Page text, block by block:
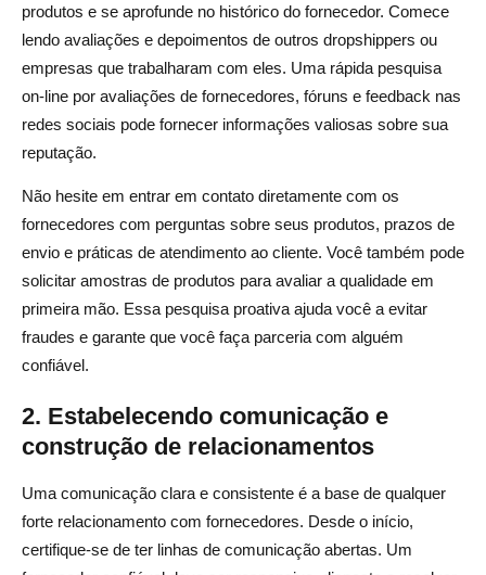
produtos e se aprofunde no histórico do fornecedor. Comece
lendo avaliações e depoimentos de outros dropshippers ou
empresas que trabalharam com eles. Uma rápida pesquisa
on-line por avaliações de fornecedores, fóruns e feedback nas
redes sociais pode fornecer informações valiosas sobre sua
reputação.
Não hesite em entrar em contato diretamente com os
fornecedores com perguntas sobre seus produtos, prazos de
envio e práticas de atendimento ao cliente. Você também pode
solicitar amostras de produtos para avaliar a qualidade em
primeira mão. Essa pesquisa proativa ajuda você a evitar
fraudes e garante que você faça parceria com alguém
confiável.
2. Estabelecendo comunicação e
construção de relacionamentos
Uma comunicação clara e consistente é a base de qualquer
forte relacionamento com fornecedores. Desde o início,
certifique-se de ter linhas de comunicação abertas. Um